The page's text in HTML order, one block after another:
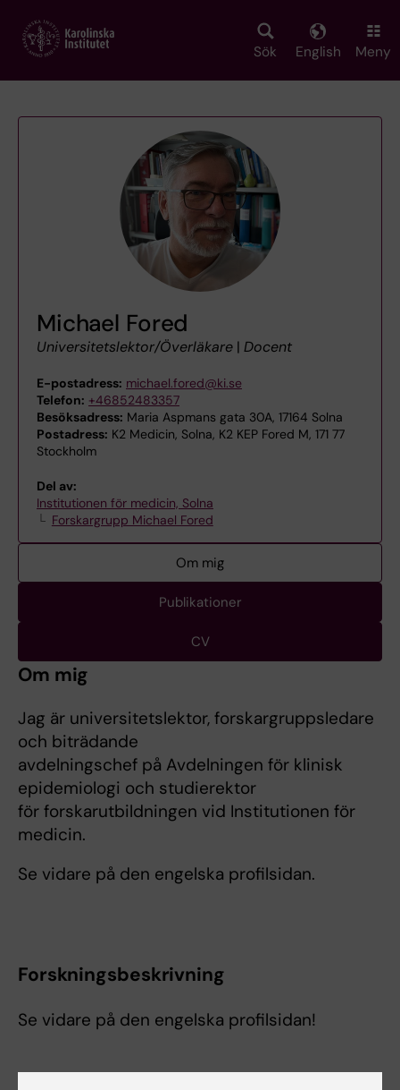
main
Sök English Meny
Michael Fored
Universitetslektor/Överläkare | Docent
E-postadress: michael.fored@ki.se
Telefon: +46852483357
Besöksadress: Maria Aspmans gata 30A, 17164 Solna
Postadress: K2 Medicin, Solna, K2 KEP Fored M, 171 77
Stockholm
Del av:
Institutionen för medicin, Solna
Forskargrupp Michael Fored
Om mig
Publikationer
CV
Om mig
Jag är universitetslektor, forskargruppsledare
och biträdande
avdelningschef på Avdelningen för klinisk
epidemiologi och studierektor
för forskarutbildningen vid Institutionen för
medicin.
Se vidare på den engelska profilsidan.
Forskningsbeskrivning
Se vidare på den engelska profilsidan!